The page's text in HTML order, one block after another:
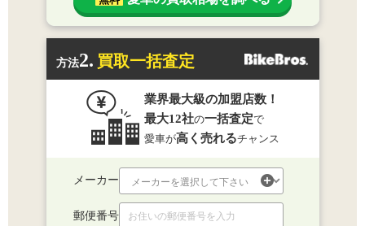
方法2. 買取一括査定
業界最大級の加盟店数！
最大12社の一括査定で
愛車が高く売れるチャンス
メーカー
郵便番号